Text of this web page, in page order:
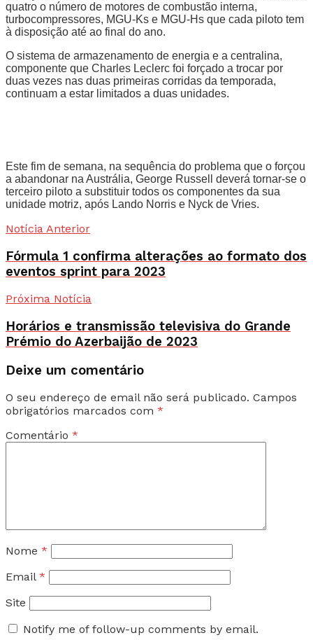
quatro o número de motores de combustão interna,
turbocompressores, MGU-Ks e MGU-Hs que cada piloto tem
à disposição até ao final do ano.
O sistema de armazenamento de energia e a centralina,
componente que Charles Leclerc foi forçado a trocar por
duas vezes nas duas primeiras corridas da temporada,
continuam a estar limitados a duas unidades.
Este fim de semana, na sequência do problema que o forçou
a abandonar na Austrália, George Russell deverá tornar-se o
terceiro piloto a substituir todos os componentes da sua
unidade motriz, após Lando Norris e Nyck de Vries.
Notícia Anterior
Fórmula 1 confirma alterações ao formato dos
eventos sprint para 2023
Próxima Notícia
Horários e transmissão televisiva do Grande
Prémio do Azerbaijão de 2023
Deixe um comentário
O seu endereço de email não será publicado. Campos
obrigatórios marcados com *
Comentário *
Nome *
Email *
Site
Notify me of follow-up comments by email.